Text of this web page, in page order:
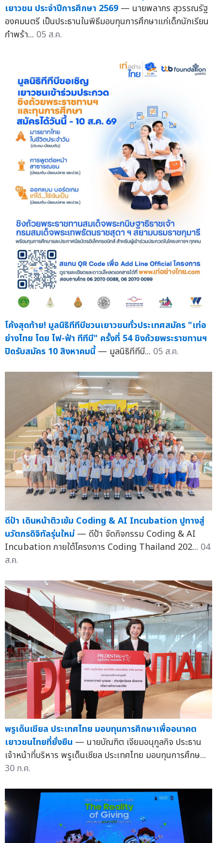
เยาวชน ประจำปีการศึกษา 2569 — นายพลากร สุวรรณรัฐ
องคมนตรี เป็นประธานในพิธีมอบทุนการศึกษาแก่เด็กนักเรียน
กำพร้า... 05 ส.ค.
โค้งสุดท้าย! มูลนิธิทีทีบีชวนเยาวชนทั่วประเทศสมัคร "เท่อ
ย่างไทย โดย ไฟ-ฟ้า ทีทีบี" ครั้งที่ 54 ชิงถ้วยพระราชทานฯ
ปิดรับสมัคร 10 สิงหาคมนี้ — มูลนิธิทีทีบี... 05 ส.ค.
ดีป้า เดินหน้าติวเข้ม Coding & AI Incubation ปูทางสู่
นวัตกรดิจิทัลรุ่นใหม่ — ดีป้า จัดกิจกรรม Coding & AI
Incubation ภายใต้โครงการ Coding Thailand 202... 04
ส.ค.
พรูเด็นเชียล ประเทศไทย มอบทุนการศึกษาเพื่ออนาคต
เยาวชนไทยที่ยั่งยืน — นายบัณฑิต เจียมอนุกูลกิจ ประธาน
เจ้าหน้าที่บริหาร พรูเด็นเชียล ประเทศไทย มอบทุนการศึกษ...
30 ก.ค.